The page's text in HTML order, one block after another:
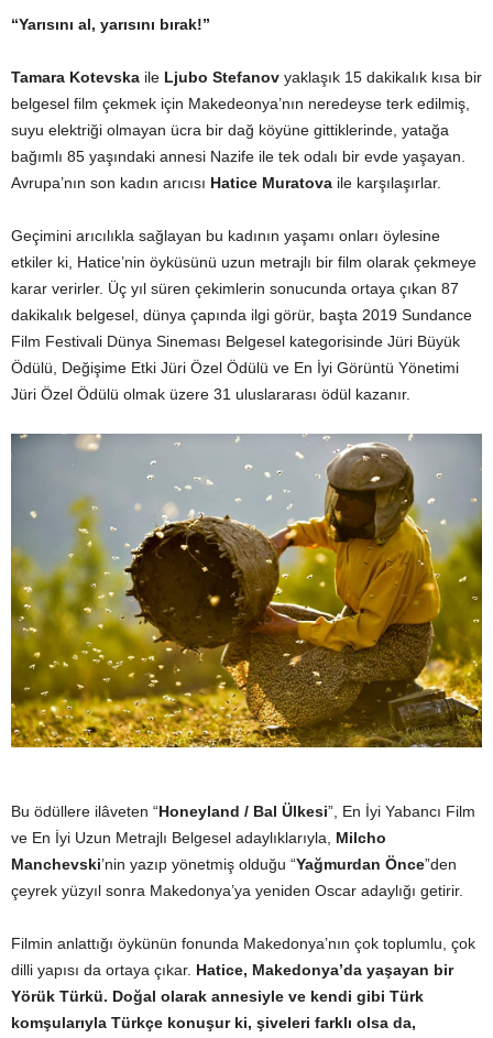
“Yarısını al, yarısını bırak!”
Tamara Kotevska ile Ljubo Stefanov yaklaşık 15 dakikalık kısa bir
belgesel film çekmek için Makedeonya’nın neredeyse terk edilmiş,
suyu elektriği olmayan ücra bir dağ köyüne gittiklerinde, yatağa
bağımlı 85 yaşındaki annesi Nazife ile tek odalı bir evde yaşayan.
Avrupa’nın son kadın arıcısı Hatice Muratova ile karşılaşırlar.
Geçimini arıcılıkla sağlayan bu kadının yaşamı onları öylesine
etkiler ki, Hatice’nin öyküsünü uzun metrajlı bir film olarak çekmeye
karar verirler. Üç yıl süren çekimlerin sonucunda ortaya çıkan 87
dakikalık belgesel, dünya çapında ilgi görür, başta 2019 Sundance
Film Festivali Dünya Sineması Belgesel kategorisinde Jüri Büyük
Ödülü, Değişime Etki Jüri Özel Ödülü ve En İyi Görüntü Yönetimi
Jüri Özel Ödülü olmak üzere 31 uluslararası ödül kazanır.
Bu ödüllere ilâveten “Honeyland / Bal Ülkesi”, En İyi Yabancı Film
ve En İyi Uzun Metrajlı Belgesel adaylıklarıyla, Milcho
Manchevski’nin yazıp yönetmiş olduğu “Yağmurdan Önce”den
çeyrek yüzyıl sonra Makedonya’ya yeniden Oscar adaylığı getirir.
Filmin anlattığı öykünün fonunda Makedonya’nın çok toplumlu, çok
dilli yapısı da ortaya çıkar. Hatice, Makedonya’da yaşayan bir
Yörük Türkü. Doğal olarak annesiyle ve kendi gibi Türk
komşularıyla Türkçe konuşur ki, şiveleri farklı olsa da,